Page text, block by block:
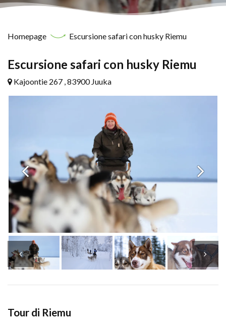
Homepage Escursione safari con husky Riemu
Escursione safari con husky Riemu
Kajoontie 267 , 83900 Juuka
Tour di Riemu